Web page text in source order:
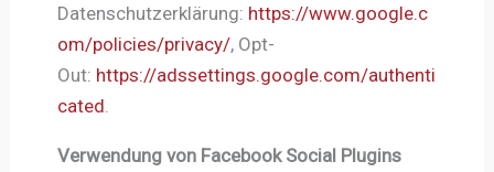
Datenschutzerklärung: https://www.google.c
om/policies/privacy/, Opt-
Out: https://adssettings.google.com/authenti
cated
Verwendung von Facebook Social Plugins